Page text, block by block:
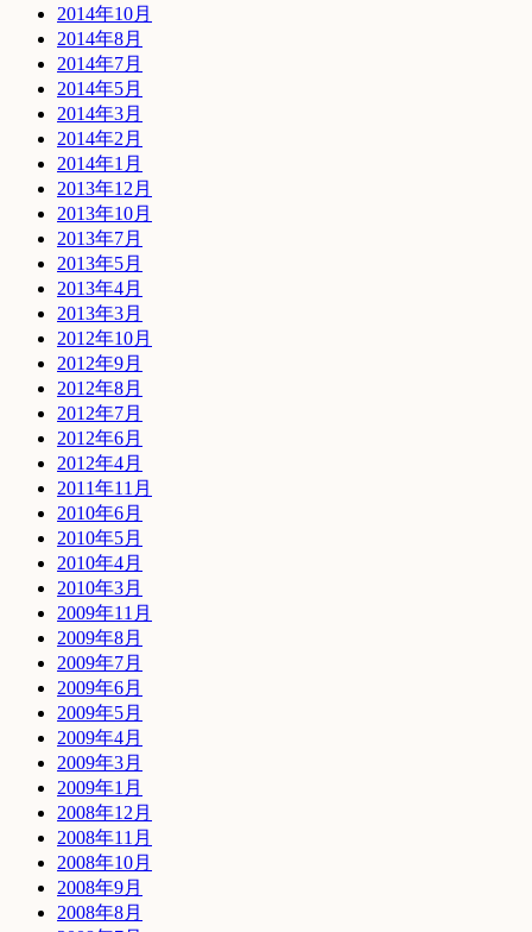
2014年10月
2014年8月
2014年7月
2014年5月
2014年3月
2014年2月
2014年1月
2013年12月
2013年10月
2013年7月
2013年5月
2013年4月
2013年3月
2012年10月
2012年9月
2012年8月
2012年7月
2012年6月
2012年4月
2011年11月
2010年6月
2010年5月
2010年4月
2010年3月
2009年11月
2009年8月
2009年7月
2009年6月
2009年5月
2009年4月
2009年3月
2009年1月
2008年12月
2008年11月
2008年10月
2008年9月
2008年8月